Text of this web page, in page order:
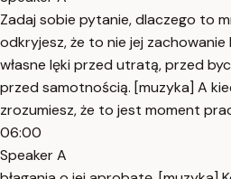
Zadaj sobie pytanie, dlaczego to
odkryjesz, że to nie jej
własne lęki przed utratą, przed
przed samotnością. [muzyka] A
zrozumiesz, że to jest moment
06:00
Speaker A